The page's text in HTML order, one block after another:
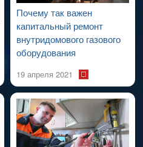
Почему так важен
капитальный ремонт
внутридомового газового
оборудования
19 апреля 2021